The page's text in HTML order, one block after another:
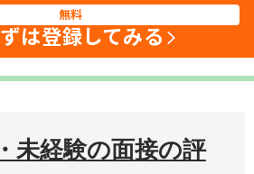
無料
は登録してみる
未経験の面接の評